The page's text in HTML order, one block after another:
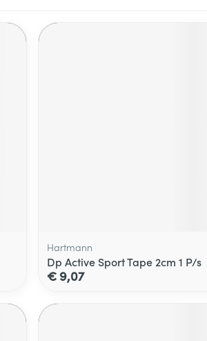
Hartmann
Dp Active Sport Tape 2cm 1 P/s
€ 9,07